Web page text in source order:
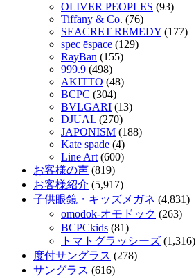
OLIVER PEOPLES (93)
Tiffany & Co. (76)
SEACRET REMEDY (177)
spec ēspace (129)
RayBan (155)
999.9 (498)
AKITTO (48)
BCPC (304)
BVLGARI (13)
DJUAL (270)
JAPONISM (188)
Kate spade (4)
Line Art (600)
お客様の声 (819)
お客様紹介 (5,917)
子供眼鏡・キッズメガネ (4,831)
omodok-オモドック (263)
BCPCkids (81)
トマトグラッシーズ (1,316)
度付サングラス (278)
サングラス (616)